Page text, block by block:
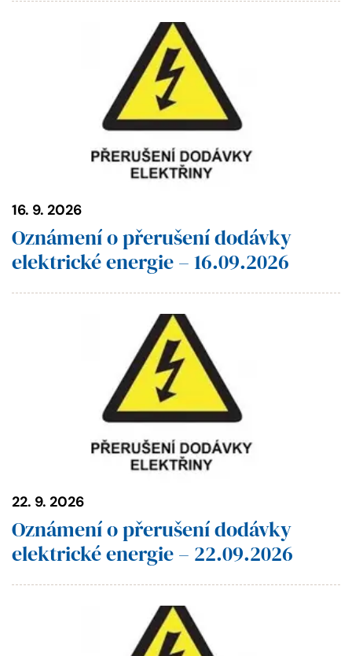
16. 9. 2026
Oznámení o přerušení dodávky
elektrické energie – 16.09.2026
22. 9. 2026
Oznámení o přerušení dodávky
elektrické energie – 22.09.2026